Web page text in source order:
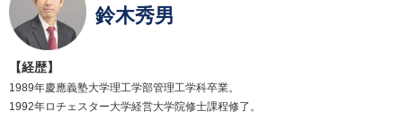
鈴木秀男
【経歴】
1989年慶應義塾大学理工学部管理工学科卒業。
1992年ロチェスター大学経営大学院修士課程修了。